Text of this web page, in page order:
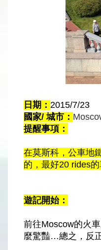
日期： 2015/7/23
國家/ 城市：
提醒事項：
在莫斯科，公車地
的，最好20 rides
遊記開始：
前往Moscow的火
麼驚豔…總之，反